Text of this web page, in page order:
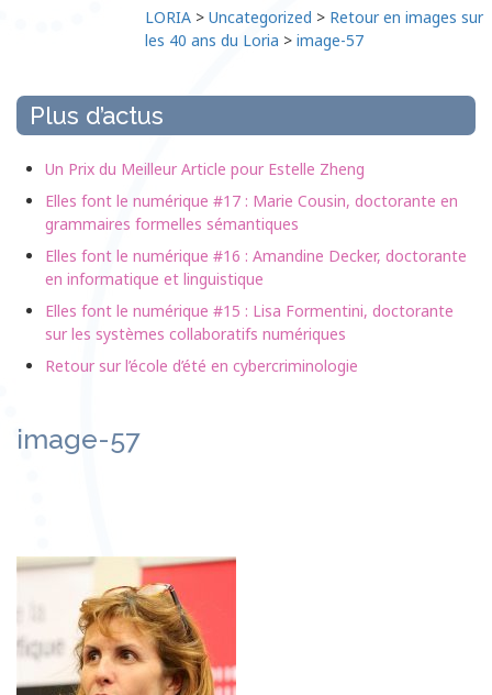
LORIA > Uncategorized > Retour en images sur
les 40 ans du Loria > image-57
Plus d’actus
Un Prix du Meilleur Article pour Estelle Zheng
Elles font le numérique #17 : Marie Cousin, doctorante en
grammaires formelles sémantiques
Elles font le numérique #16 : Amandine Decker, doctorante
en informatique et linguistique
Elles font le numérique #15 : Lisa Formentini, doctorante
sur les systèmes collaboratifs numériques
Retour sur l’école d’été en cybercriminologie
image-57